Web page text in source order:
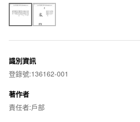
識別資訊
登錄號:136162-001
著作者
責任者:戶部